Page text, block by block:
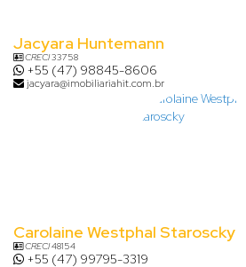
Jacyara Huntemann
CRECI33758
+55 (47) 98845-8606
jacyara@imobiliariahit.com.br
Carolaine Westphal Staroscky
CRECI48154
+55 (47) 99795-3319